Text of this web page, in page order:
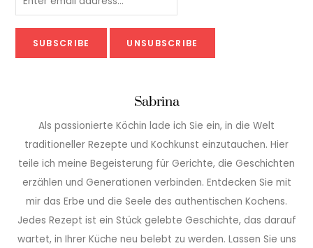
Sabrina
Als passionierte Köchin lade ich Sie ein, in die Welt
traditioneller Rezepte und Kochkunst einzutauchen. Hier
teile ich meine Begeisterung für Gerichte, die Geschichten
erzählen und Generationen verbinden. Entdecken Sie mit
mir das Erbe und die Seele des authentischen Kochens.
Jedes Rezept ist ein Stück gelebte Geschichte, das darauf
wartet, in Ihrer Küche neu belebt zu werden. Lassen Sie uns